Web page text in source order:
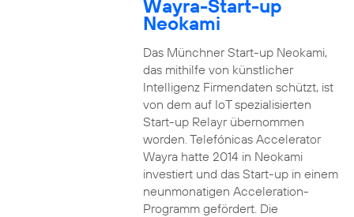
Wayra-Start-up
Neokami
Das Münchner Start-up Neokami,
das mithilfe von künstlicher
Intelligenz Firmendaten schützt, ist
von dem auf IoT spezialisierten
Start-up Relayr übernommen
worden. Telefónicas Accelerator
Wayra hatte 2014 in Neokami
investiert und das Start-up in einem
neunmonatigen Acceleration-
Programm gefördert. Die